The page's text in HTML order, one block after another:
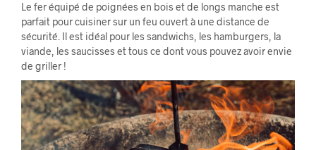
Le fer équipé de poignées en bois et de longs manche est
parfait pour cuisiner sur un feu ouvert à une distance de
sécurité. Il est idéal pour les sandwichs, les hamburgers, la
viande, les saucisses et tous ce dont vous pouvez avoir envie
de griller !